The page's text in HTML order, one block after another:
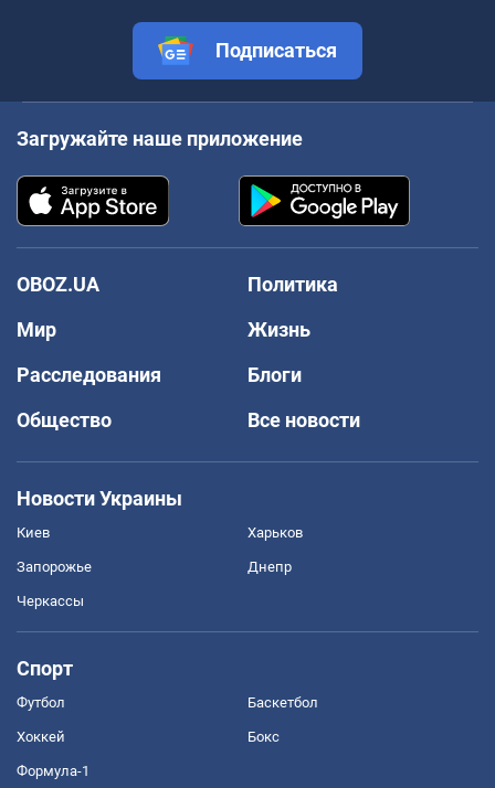
Подписаться
Загружайте наше приложение
OBOZ.UA
Политика
Мир
Жизнь
Расследования
Блоги
Общество
Все новости
Новости Украины
Киев Харьков
Запорожье Днепр
Черкассы
Спорт
Футбол Баскетбол
Хоккей Бокс
Формула-1